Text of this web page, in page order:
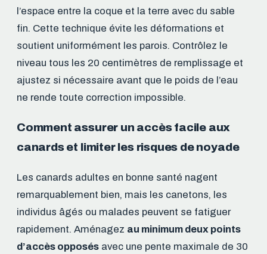
l’espace entre la coque et la terre avec du sable
fin. Cette technique évite les déformations et
soutient uniformément les parois. Contrôlez le
niveau tous les 20 centimètres de remplissage et
ajustez si nécessaire avant que le poids de l’eau
ne rende toute correction impossible.
Comment assurer un accès facile aux
canards et limiter les risques de noyade
Les canards adultes en bonne santé nagent
remarquablement bien, mais les canetons, les
individus âgés ou malades peuvent se fatiguer
rapidement. Aménagez au minimum deux points
d’accès opposés avec une pente maximale de 30